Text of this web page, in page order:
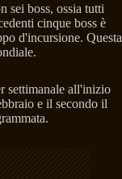
sei boss, ossia tutti
cinque boss è
d'incursione. Questa
settimanale all'inizio
e il secondo il